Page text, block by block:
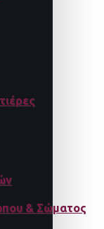
& Σώματος